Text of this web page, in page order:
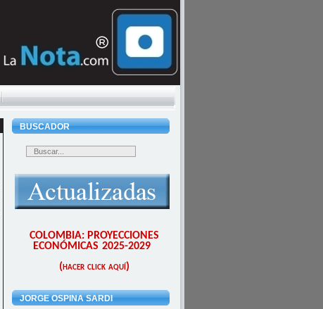
BUSCADOR
COLOMBIA: PROYECCIONES
ECONÓMICAS 2025-2029
(hacer click aquí)
JORGE OSPINA SARDI